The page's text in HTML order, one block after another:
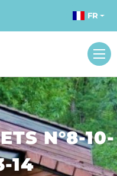
FR
N°8-10-
14